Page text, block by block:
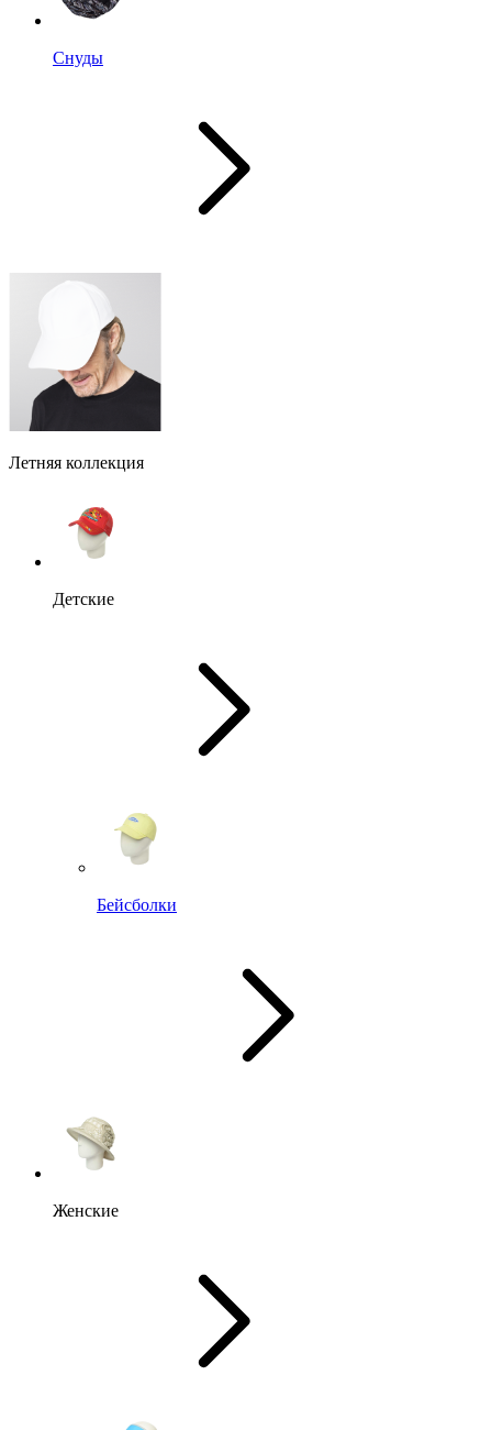
Снуды
Летняя коллекция
Детские
Бейсболки
Женские